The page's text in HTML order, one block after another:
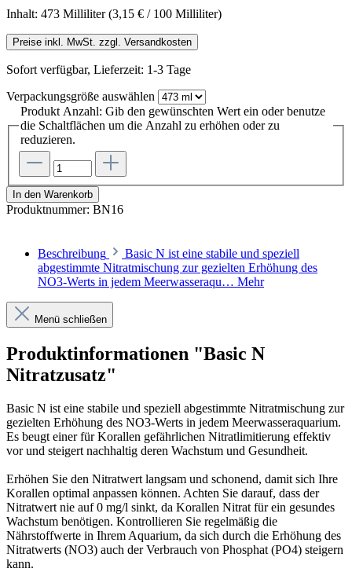
Inhalt: 473 Milliliter(3,15 € / 100 Milliliter)
Preise inkl. MwSt. zzgl. Versandkosten
Sofort verfügbar, Lieferzeit: 1-3 Tage
Verpackungsgröße auswählen
Produkt Anzahl: Gib den gewünschten Wert ein oder benutze
die Schaltflächen um die Anzahl zu erhöhen oder zu
reduzieren.
In den Warenkorb
Produktnummer: BN16
Beschreibung
Basic N ist eine stabile und speziell
abgestimmte Nitratmischung zur gezielten Erhöhung des
NO3-Werts in jedem Meerwasseraqu… Mehr
Menü schließen
Produktinformationen "Basic N
Nitratzusatz"
Basic N ist eine stabile und speziell abgestimmte Nitratmischung zur
gezielten Erhöhung des NO3-Werts in jedem Meerwasseraquarium.
Es beugt einer für Korallen gefährlichen Nitratlimitierung effektiv
vor und steigert nachhaltig deren Wachstum und Gesundheit.
Erhöhen Sie den Nitratwert langsam und schonend, damit sich Ihre
Korallen optimal anpassen können. Achten Sie darauf, dass der
Nitratwert nie auf 0 mg/l sinkt, da Korallen Nitrat für ein gesundes
Wachstum benötigen. Kontrollieren Sie regelmäßig die
Nährstoffwerte in Ihrem Aquarium, da sich durch die Erhöhung des
Nitratwerts (NO3) auch der Verbrauch von Phosphat (PO4) steigern
kann.